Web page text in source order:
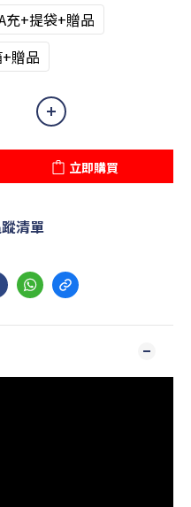
充+提袋+贈品
贈品
立即購買
清單